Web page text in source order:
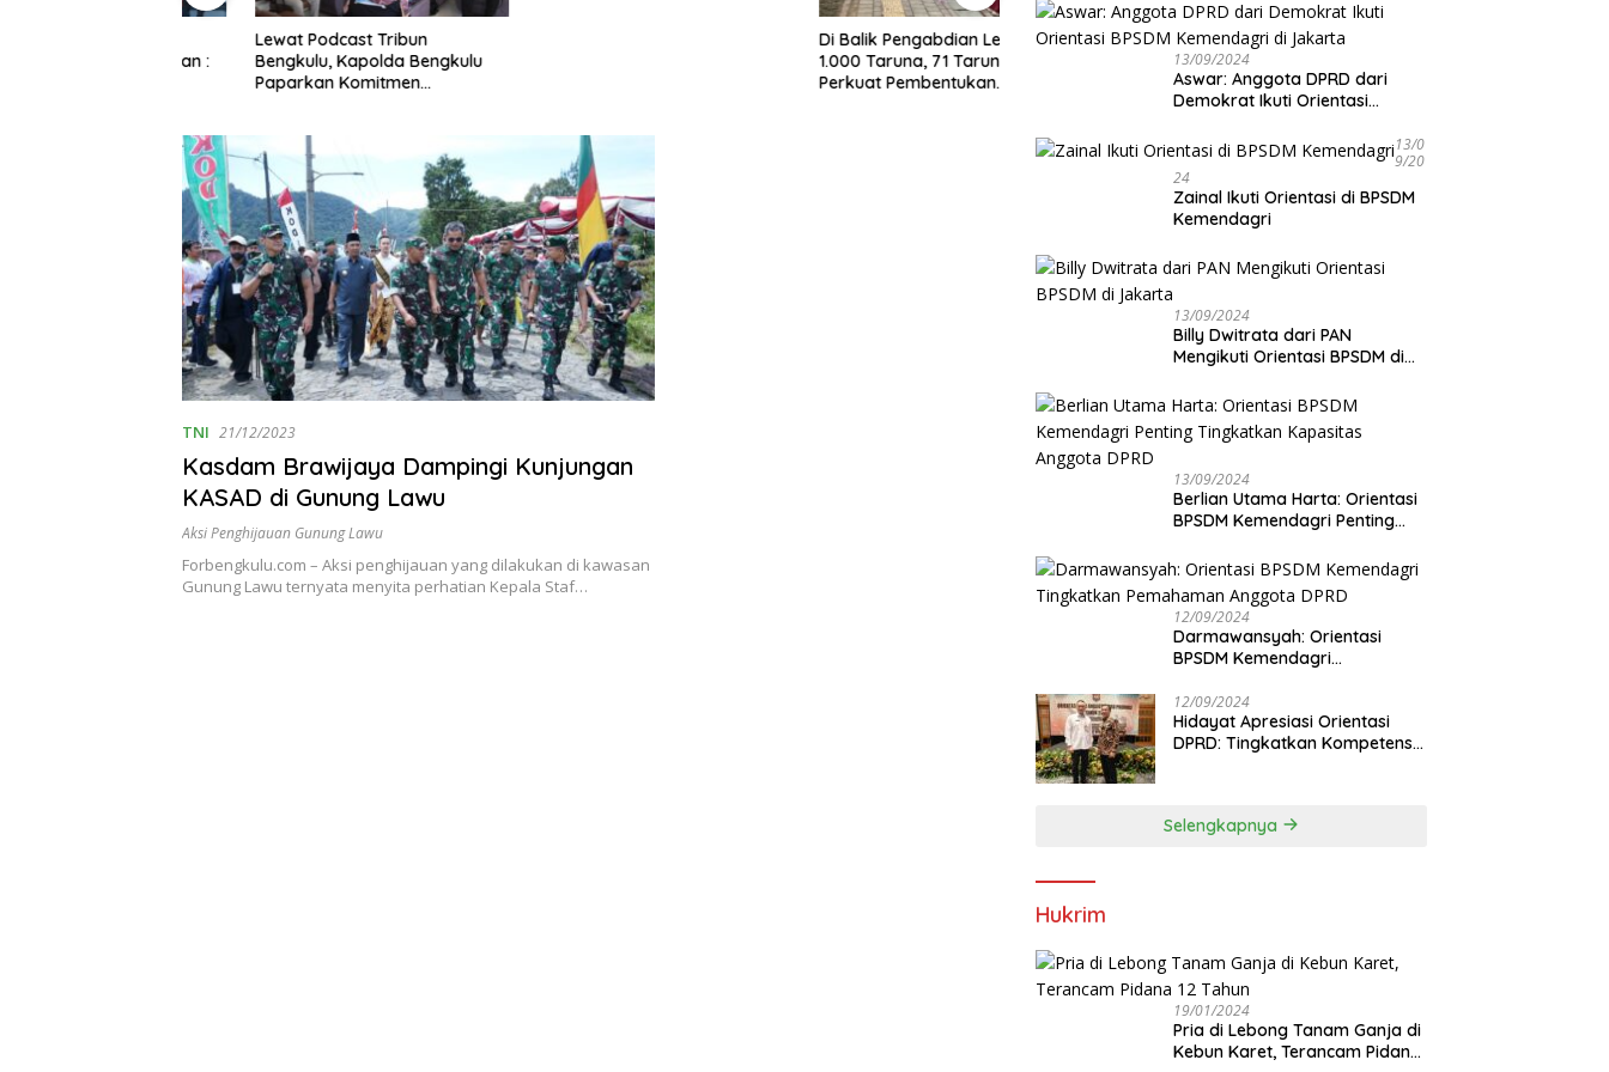
Lewat Podcast Tribun
Bengkulu, Kapolda Bengkulu
Paparkan Komitmen
Di Balik Pengabdian Lebih dari
1.000 Taruna, 71 Taruni Akpol
Perkuat Pembentukan
TNI 21/12/2023
Kasdam Brawijaya Dampingi Kunjungan
KASAD di Gunung Lawu
Aksi Penghijauan Gunung Lawu
Forbengkulu.com – Aksi penghijauan yang dilakukan di kawasan
Gunung Lawu ternyata menyita perhatian Kepala Staf…
13/09/2024
Aswar: Anggota DPRD dari
Demokrat Ikuti Orientasi
13/0
9/20
24
Zainal Ikuti Orientasi di BPSDM
Kemendagri
13/09/2024
Billy Dwitrata dari PAN
Mengikuti Orientasi BPSDM di
13/09/2024
Berlian Utama Harta: Orientasi
BPSDM Kemendagri Penting
DPRD
12/09/2024
Darmawansyah: Orientasi
BPSDM Kemendagri
Anggota DPRD
12/09/2024
Hidayat Apresiasi Orientasi
DPRD: Tingkatkan Kompetensi
Selengkapnya
Hukrim
19/01/2024
Pria di Lebong Tanam Ganja di
Kebun Karet, Terancam Pidana